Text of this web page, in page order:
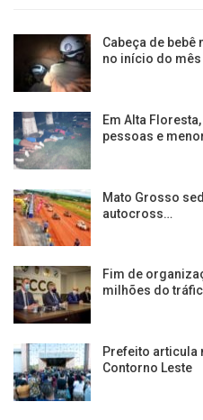
Cabeça de
no início do mês
Em Alta
pessoas e
Mato Grosso
autocross…
Fim de
milhões do
Prefeito articula
Contorno Leste